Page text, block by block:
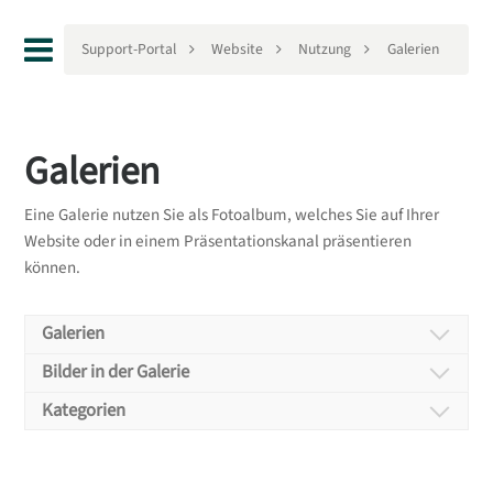
Support-Portal Website Nutzung Galerien
Galerien
Eine Galerie nutzen Sie als Fotoalbum, welches Sie auf Ihrer
Website oder in einem Präsentationskanal präsentieren
können.
Galerien
Galerien
Bilder in der Galerie
Bilder in einer Galerie
Kategorien